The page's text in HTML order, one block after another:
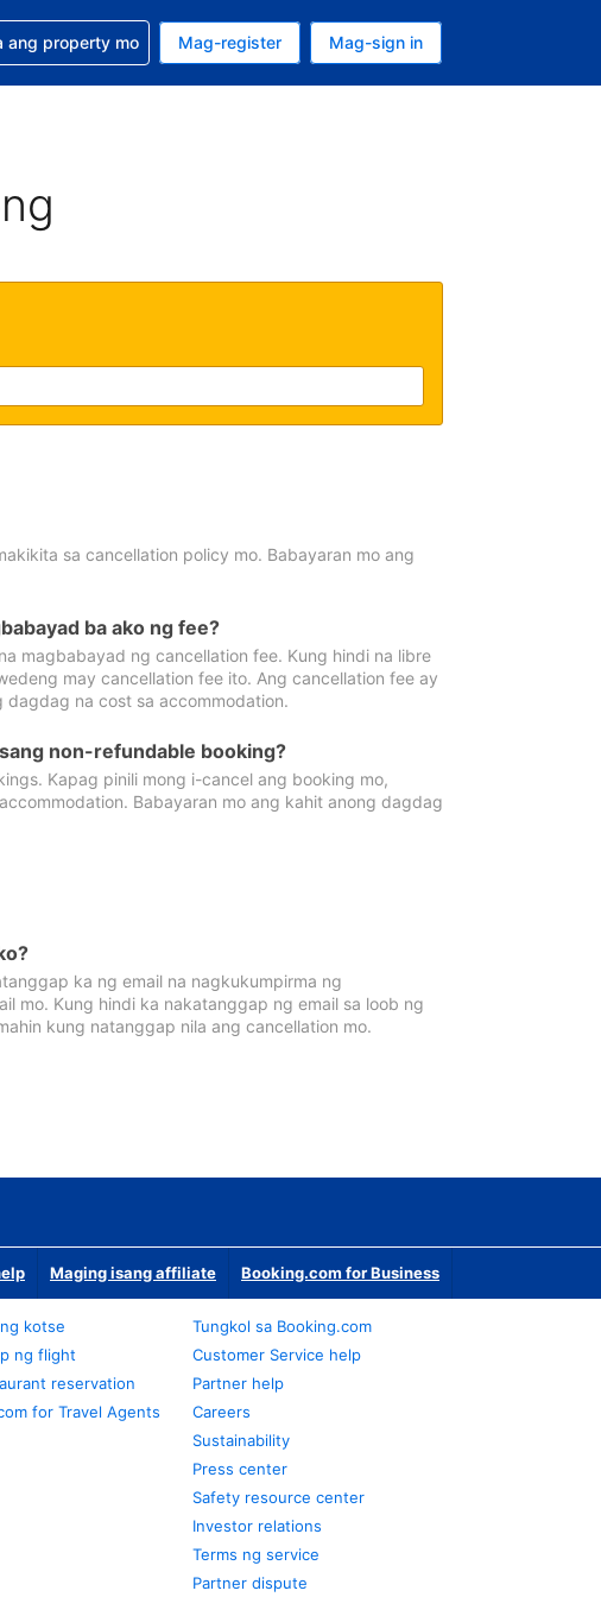
ang currency mo ngayon
Filipino ang wika mo ngayon
ng tulong sa reservation mo
ang property mo Mag-register Mag-sign in
sa cancellation policy mo. Babayaran mo ang
ba ako ng fee?
magbabayad ng cancellation fee. Kung hindi na libre
may cancellation fee ito. Ang cancellation fee ay
na cost sa accommodation.
non-refundable booking?
Kapag pinili mong i-cancel ang booking mo,
Babayaran mo ang kahit anong dagdag
ka ng email na nagkukumpirma ng
mo. Kung hindi ka nakatanggap ng email sa loob ng
kung natanggap nila ang cancellation mo.
Maging isang affiliate Booking.com for Business
kotse
ng flight
reservation
for Travel Agents
Tungkol sa Booking.com
Customer Service help
Partner help
Careers
Sustainability
Press center
Safety resource center
Investor relations
Terms ng service
Partner dispute